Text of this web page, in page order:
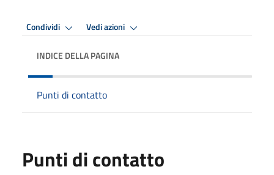
Condividi Vedi azioni
INDICE DELLA PAGINA
Punti di contatto
Punti di contatto